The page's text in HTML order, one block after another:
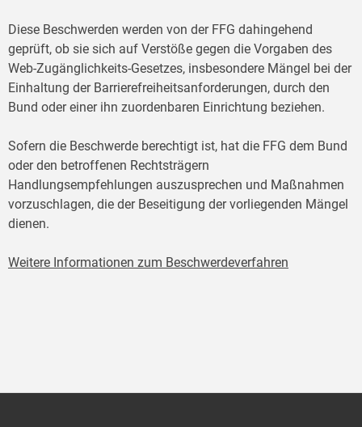
Diese Beschwerden werden von der FFG dahingehend
geprüft, ob sie sich auf Verstöße gegen die Vorgaben des
Web-Zugänglichkeits-Gesetzes, insbesondere Mängel bei der
Einhaltung der Barrierefreiheitsanforderungen, durch den
Bund oder einer ihn zuordenbaren Einrichtung beziehen.
Sofern die Beschwerde berechtigt ist, hat die FFG dem Bund
oder den betroffenen Rechtsträgern
Handlungsempfehlungen auszusprechen und Maßnahmen
vorzuschlagen, die der Beseitigung der vorliegenden Mängel
dienen.
Weitere Informationen zum Beschwerdeverfahren